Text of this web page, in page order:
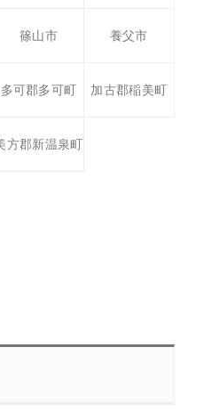
篠山市 養父市
多可郡多可町 加古郡稲美町
方郡新温泉町